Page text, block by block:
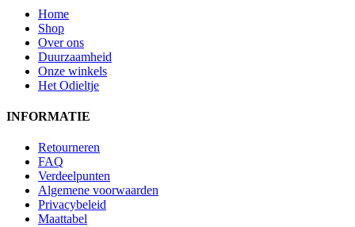
Home
Shop
Over ons
Duurzaamheid
Onze winkels
Het Odieltje
INFORMATIE
Retourneren
FAQ
Verdeelpunten
Algemene voorwaarden
Privacybeleid
Maattabel